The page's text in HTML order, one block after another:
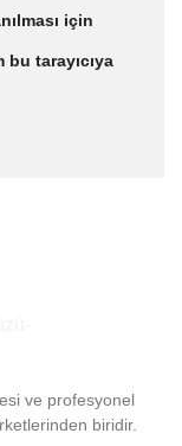
için
tarayıcıya
ve profesyonel
biridir.